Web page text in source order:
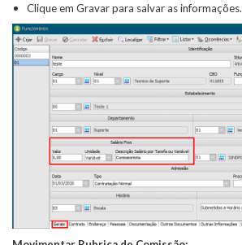
Clique em Gravar para salvar as informações.